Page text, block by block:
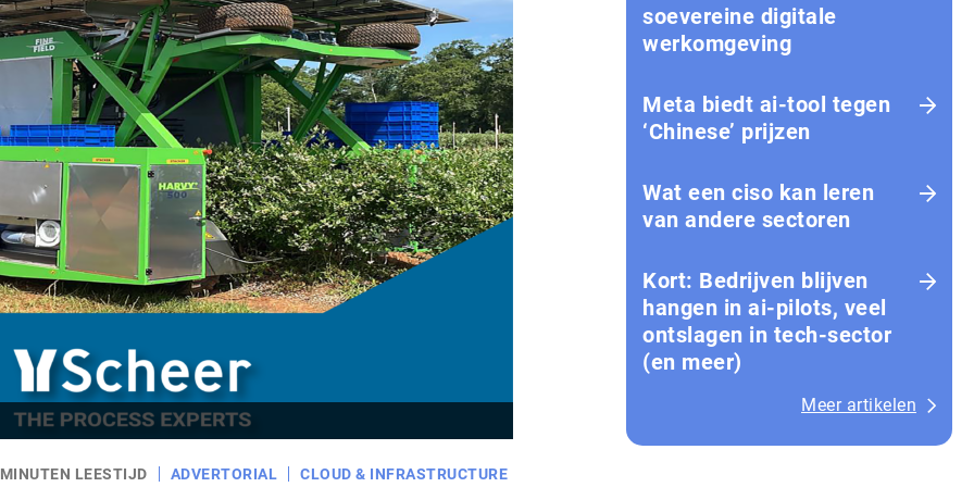
LEESTIJD ADVERTORIAL CLOUD & INFRASTRUCTURE
soevereine digitale
werkomgeving
Meta biedt ai-tool tegen
‘Chinese’ prijzen
Wat een ciso kan leren
van andere sectoren
Kort: Bedrijven blijven
hangen in ai-pilots, veel
ontslagen in tech-sector
(en meer)
Meer artikelen